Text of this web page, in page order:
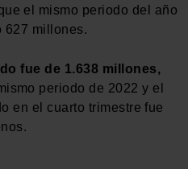
cómo se procesan sus
o retirar su
momento en la Declaración
el mismo periodo del año
627 millones.
fue de 1.638 millones,
periodo de 2022 y el
en el cuarto trimestre fue